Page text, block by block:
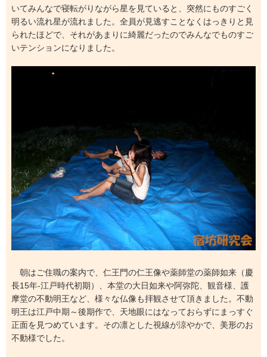
いてみんなで寝転がりながら星を見ていると、突然にものすごく
明るい流れ星が流れました。全員が見逃すことなくはっきりと見
られたほどで、それがあまりに綺麗だったのでみんなでものすご
いテンションになりました。
朝はご住職の案内で、仁王門の仁王像や薬師堂の薬師如来（慶
長15年-江戸時代初期）、本堂の大日如来や阿弥陀、観音様、護
摩堂の不動明王など、様々な仏像も拝観させて頂きました。不動
明王は江戸中期～後期作で、天地眼にはなっておらずにまっすぐ
正面を見つめています。その凛とした視線が涼やかで、美形のお
不動様でした。